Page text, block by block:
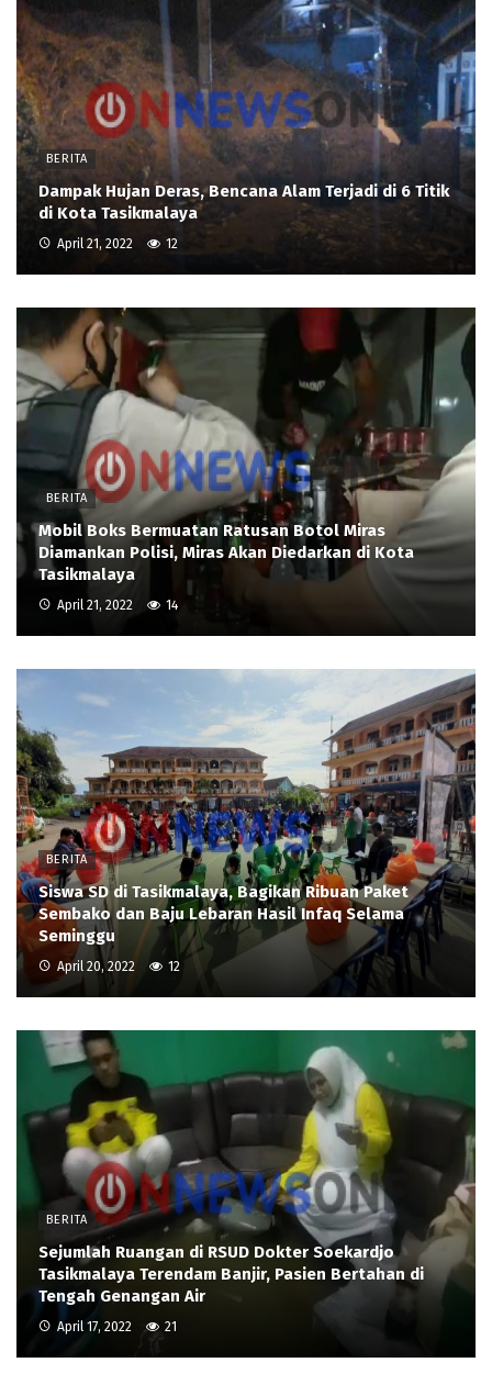
BERITA
Dampak Hujan Deras, Bencana Alam Terjadi di 6 Titik
di Kota Tasikmalaya
April 21, 2022 12
BERITA
Mobil Boks Bermuatan Ratusan Botol Miras
Diamankan Polisi, Miras Akan Diedarkan di Kota
Tasikmalaya
April 21, 2022 14
BERITA
Siswa SD di Tasikmalaya, Bagikan Ribuan Paket
Sembako dan Baju Lebaran Hasil Infaq Selama
Seminggu
April 20, 2022 12
BERITA
Sejumlah Ruangan di RSUD Dokter Soekardjo
Tasikmalaya Terendam Banjir, Pasien Bertahan di
Tengah Genangan Air
April 17, 2022 21